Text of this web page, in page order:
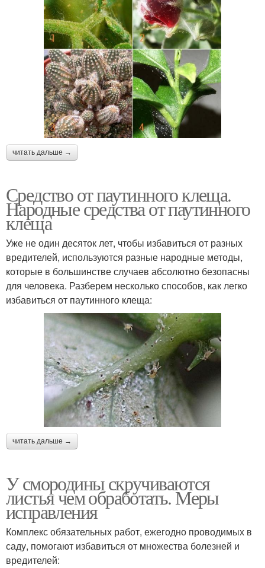
читать дальше →
Средство от паутинного клеща.
Народные средства от паутинного
клеща
Уже не один десяток лет, чтобы избавиться от разных
вредителей, используются разные народные методы,
которые в большинстве случаев абсолютно безопасны
для человека. Разберем несколько способов, как легко
избавиться от паутинного клеща:
читать дальше →
У смородины скручиваются
листья чем обработать. Меры
исправления
Комплекс обязательных работ, ежегодно проводимых в
саду, помогают избавиться от множества болезней и
вредителей: